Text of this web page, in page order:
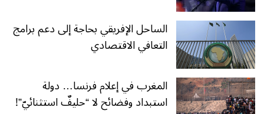
الساحل الإفريقي بحاجة إلى دعم برامج
التعافي الاقتصادي
المغرب في إعلام فرنسا… دولة
استبداد وفضائح لا “حليفٌ استثنائيّ”!